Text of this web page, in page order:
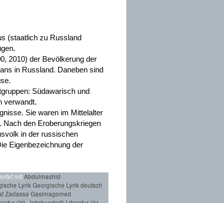
(staatlich zu Russland
2010) der Bevölkerung der
in Russland. Daneben sind
Südawarisch und
verwandt.
Sie waren im Mittelalter
Nach den Eroberungskriegen
in der russischen
Eigenbezeichnung der
mitAbdulmashid
Lyrik Georgische Lyrik deutsch
Zadassa,Gasimagomed